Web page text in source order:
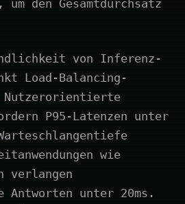
den Gesamtdurchsatz
von Inferenz-
Load-Balancing-
P95-Latenzen unter
wie
verlangen
Antworten unter 20ms.